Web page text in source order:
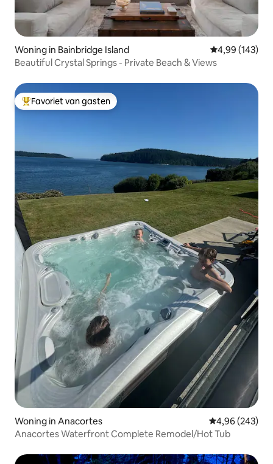
Woning in Bainbridge Island Gemiddelde
4,99 (143)
Beautiful Crystal Springs - Private Beach & Views
Topfavoriet van gasten
Favoriet van gasten
Woning in Anacortes Gemiddelde
4,96 (243)
Anacortes Waterfront Complete Remodel/Hot Tub